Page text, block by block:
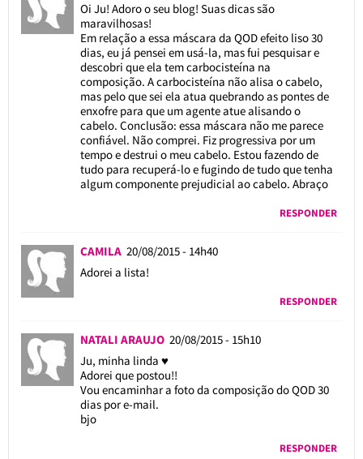
Oi Ju! Adoro o seu blog! Suas dicas são
maravilhosas!
Em relação a essa máscara da QOD efeito liso 30
dias, eu já pensei em usá-la, mas fui pesquisar e
descobri que ela tem carbocisteína na
composição. A carbocisteína não alisa o cabelo,
mas pelo que sei ela atua quebrando as pontes de
enxofre para que um agente atue alisando o
cabelo. Conclusão: essa máscara não me parece
confiável. Não comprei. Fiz progressiva por um
tempo e destrui o meu cabelo. Estou fazendo de
tudo para recuperá-lo e fugindo de tudo que tenha
algum componente prejudicial ao cabelo. Abraço
RESPONDER
CAMILA 20/08/2015 - 14h40
Adorei a lista!
RESPONDER
NATALI ARAUJO 20/08/2015 - 15h10
Ju, minha linda ♥
Adorei que postou!!
Vou encaminhar a foto da composição do QOD 30
dias por e-mail.
bjo
RESPONDER